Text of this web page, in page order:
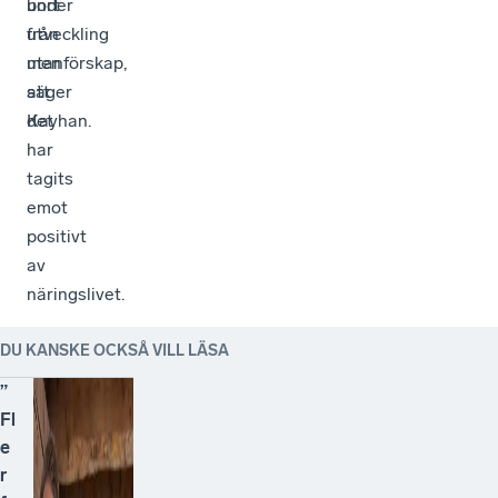
bort
från
utanförskap,
säger
Kayhan.
under
utveckling
men
att
det
har
tagits
emot
positivt
av
näringslivet.
DU KANSKE OCKSÅ VILL LÄSA
”
Fl
e
r